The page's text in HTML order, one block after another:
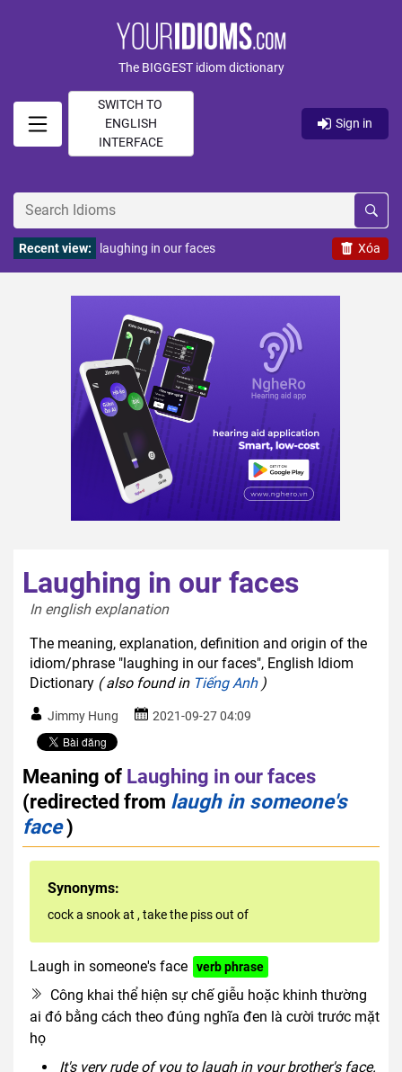
The BIGGEST idiom dictionary
SWITCH TO
ENGLISH
INTERFACE
Sign in
Xóa
Recent view: laughing in our faces
Laughing in our faces
In english explanation
The meaning, explanation, definition and origin of the
idiom/phrase "laughing in our faces", English Idiom
Dictionary ( also found in Tiếng Anh)
Jimmy Hung 2021-09-27 04:09
Meaning of Laughing in our faces
(redirected from laugh in someone's
face)
Synonyms:
cock a snook at , take the piss out of
Laugh in someone's face verb phrase
Công khai thể hiện sự chế giễu hoặc khinh thường
ai đó bằng cách theo đúng nghĩa đen là cười trước mặt
họ
It's very rude of you to laugh in your brother's face.